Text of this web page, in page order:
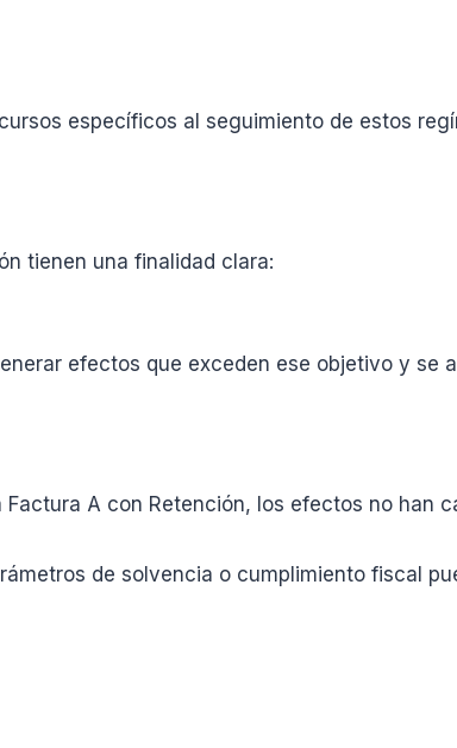
específicos al seguimiento de estos
tienen una finalidad clara:
efectos que exceden ese objetivo y se
A con Retención, los efectos no han
de solvencia o cumplimiento fiscal